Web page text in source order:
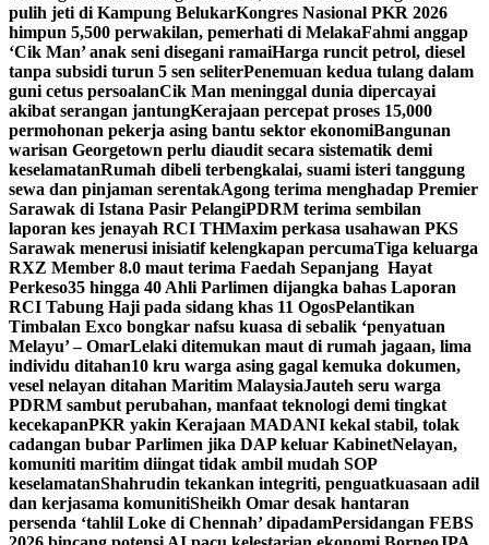
pulih jeti di Kampung BelukarKongres Nasional PKR 2026
himpun 5,500 perwakilan, pemerhati di MelakaFahmi anggap
‘Cik Man’ anak seni disegani ramaiHarga runcit petrol, diesel
tanpa subsidi turun 5 sen seliterPenemuan kedua tulang dalam
guni cetus persoalanCik Man meninggal dunia dipercayai
akibat serangan jantungKerajaan percepat proses 15,000
permohonan pekerja asing bantu sektor ekonomiBangunan
warisan Georgetown perlu diaudit secara sistematik demi
keselamatanRumah dibeli terbengkalai, suami isteri tanggung
sewa dan pinjaman serentakAgong terima menghadap Premier
Sarawak di Istana Pasir PelangiPDRM terima sembilan
laporan kes jenayah RCI THMaxim perkasa usahawan PKS
Sarawak menerusi inisiatif kelengkapan percumaTiga keluarga
RXZ Member 8.0 maut terima Faedah Sepanjang Hayat
Perkeso35 hingga 40 Ahli Parlimen dijangka bahas Laporan
RCI Tabung Haji pada sidang khas 11 OgosPelantikan
Timbalan Exco bongkar nafsu kuasa di sebalik ‘penyatuan
Melayu’ – OmarLelaki ditemukan maut di rumah jagaan, lima
individu ditahan10 kru warga asing gagal kemuka dokumen,
vesel nelayan ditahan Maritim MalaysiaJauteh seru warga
PDRM sambut perubahan, manfaat teknologi demi tingkat
kecekapanPKR yakin Kerajaan MADANI kekal stabil, tolak
cadangan bubar Parlimen jika DAP keluar KabinetNelayan,
komuniti maritim diingat tidak ambil mudah SOP
keselamatanShahrudin tekankan integriti, penguatkuasaan adil
dan kerjasama komunitiSheikh Omar desak hantaran
persenda ‘tahlil Loke di Chennah’ dipadamPersidangan FEBS